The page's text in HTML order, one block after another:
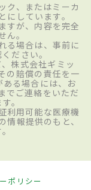
ク、またはミーカ
しています。
すが、内容を完全
。
る場合は、事前に
ださい。
株式会社ギミッ
の賠償の責任を一
る場合には、お
でご連絡をいただ
。
利用可能な医療機
報提供のもと、
ポリシー